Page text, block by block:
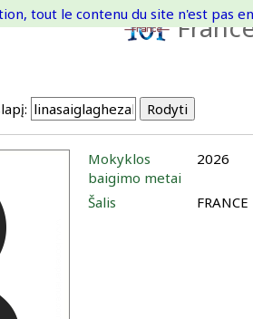
tout le contenu du site n'est pas
Mokyklos
baigimo metai
2026
Šalis FRANCE